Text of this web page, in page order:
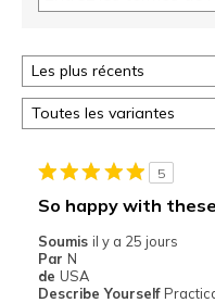
5
So happy with
Soumis il y a 25 jours
Par N
de USA
Describe Yourself